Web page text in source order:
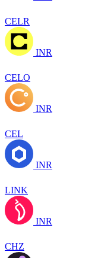
CELR
INR
CELO
INR
CEL
INR
LINK
INR
CHZ